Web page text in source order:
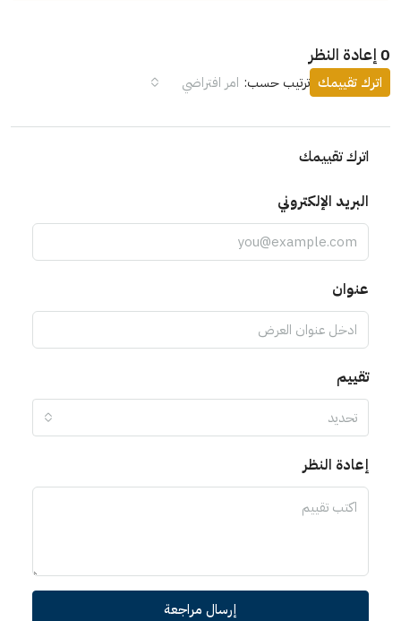
0 إعادة النظر
ترتيب حسب: امر افتراضي اترك تقييمك
اترك تقييمك
البريد الإلكتروني
عنوان
تقييم
تحديد
إعادة النظر
إرسال مراجعة